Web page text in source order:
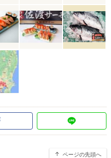
ページの先頭へ